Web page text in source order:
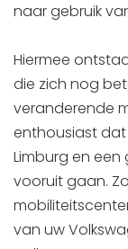
naar gebruik
Hiermee
die zich nog
veranderende
enthousiast dat
Limburg en
vooruit gaan.
van uw